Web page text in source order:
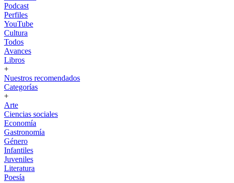
Podcast
Perfiles
YouTube
Cultura
Todos
Avances
Libros
+
Nuestros recomendados
Categorías
+
Arte
Ciencias sociales
Economía
Gastronomía
Género
Infantiles
Juveniles
Literatura
Poesía